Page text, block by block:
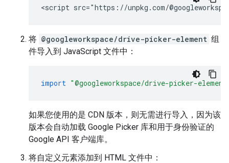
将 @googleworkspace/drive-picker-element 组
件导入到 JavaScript 文件中：
import "@googleworkspace/drive-picker-
如果您使用的是 CDN 版本，则无需进行导入，因为该
版本会自动加载 Google Picker 库和用于身份验证的
Google API 客户端库。
将自定义元素添加到 HTML 文件中：